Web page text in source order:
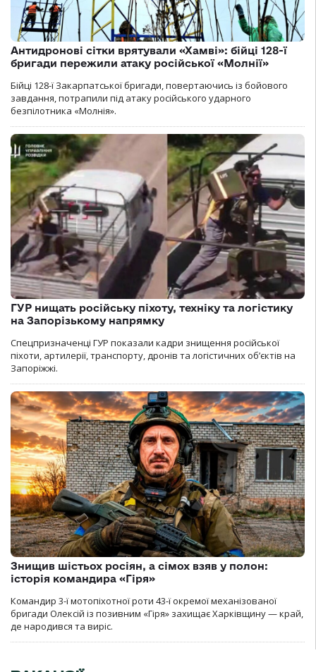
Антидронові сітки врятували «Хамві»: бійці 128-ї
бригади пережили атаку російської «Молнії»
Бійці 128-ї Закарпатської бригади, повертаючись із бойового
завдання, потрапили під атаку російського ударного
безпілотника «Молнія».
ГУР нищать російську піхоту, техніку та логістику
на Запорізькому напрямку
Спецпризначенці ГУР показали кадри знищення російської
піхоти, артилерії, транспорту, дронів та логістичних об’єктів на
Запоріжжі.
Знищив шістьох росіян, а сімох взяв у полон:
історія командира «Гіря»
Командир 3-ї мотопіхотної роти 43-ї окремої механізованої
бригади Олексій із позивним «Гіря» захищає Харківщину — край,
де народився та виріс.